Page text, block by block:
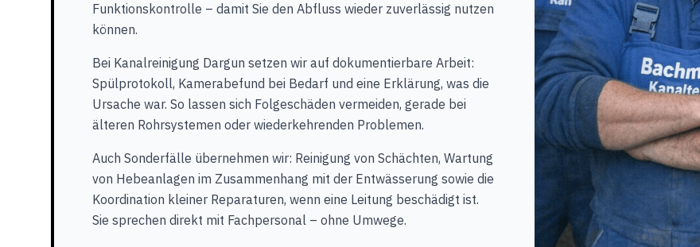
Funktionskontrolle – damit Sie den Abfluss wieder zuverlässig nutzen
können.
Bei Kanalreinigung Dargun setzen wir auf dokumentierbare Arbeit:
Spülprotokoll, Kamerabefund bei Bedarf und eine Erklärung, was die
Ursache war. So lassen sich Folgeschäden vermeiden, gerade bei
älteren Rohrsystemen oder wiederkehrenden Problemen.
Auch Sonderfälle übernehmen wir: Reinigung von Schächten, Wartung
von Hebeanlagen im Zusammenhang mit der Entwässerung sowie die
Koordination kleiner Reparaturen, wenn eine Leitung beschädigt ist.
Sie sprechen direkt mit Fachpersonal – ohne Umwege.